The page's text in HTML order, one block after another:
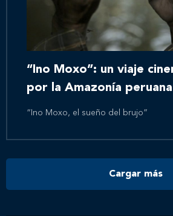
Inicio
Nosotros
“Ino Moxo”: un viaje
por la Amazonía peruana
“Ino Moxo, el sueño del brujo”
Cargar más